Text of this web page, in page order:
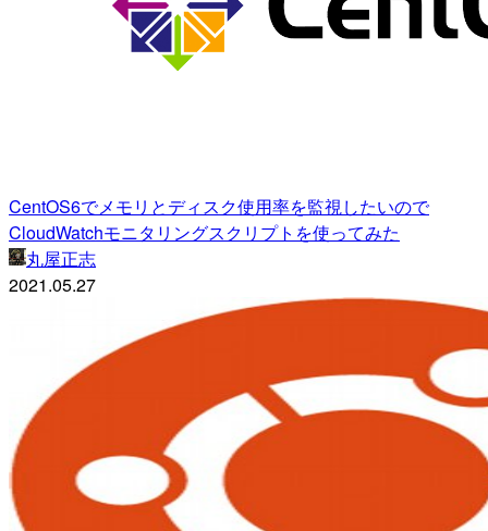
CentOS6でメモリとディスク使用率を監視したいので
CloudWatchモニタリングスクリプトを使ってみた
丸屋正志
2021.05.27